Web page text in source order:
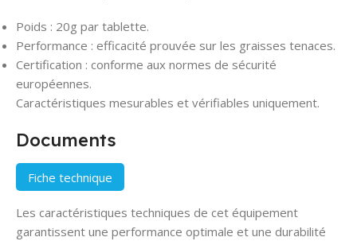
Poids : 20g par tablette.
Performance : efficacité prouvée sur les graisses tenaces.
Certification : conforme aux normes de sécurité
européennes.
Caractéristiques mesurables et vérifiables uniquement.
Documents
Fiche technique
Les caractéristiques techniques de cet équipement
garantissent une performance optimale et une durabilité